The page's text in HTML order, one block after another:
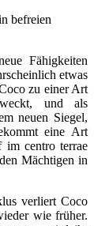
befreien
Fähigkeiten
etwas
zu einer Art
und als
neuen Siegel,
eine Art
im centro terrae
Mächtigen in
verliert Coco
wie früher.